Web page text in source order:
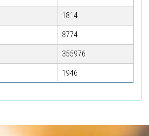
1814
8774
355976
1946